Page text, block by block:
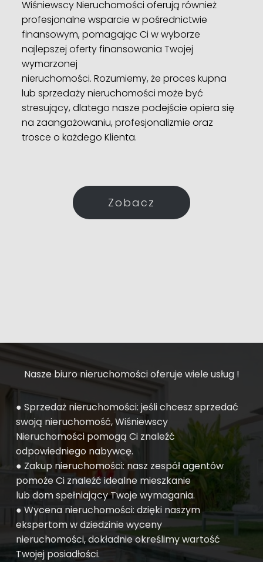
Wiśniewscy Nieruchomości oferują również
profesjonalne wsparcie w pośrednictwie
finansowym, pomagając Ci w wyborze
najlepszej oferty finansowania Twojej
wymarzonej
nieruchomości. Rozumiemy, że proces kupna
lub sprzedaży nieruchomości może być
stresujący, dlatego nasze podejście opiera się
na zaangażowaniu, profesjonalizmie oraz
trosce o każdego Klienta.
Zobacz
Nasze biuro nieruchomości oferuje wiele usług !
● Sprzedaż nieruchomości: jeśli chcesz sprzedać
swoją nieruchomość, Wiśniewscy
Nieruchomości pomogą Ci znaleźć
odpowiedniego nabywcę.
● Zakup nieruchomości: nasz zespół agentów
pomoże Ci znaleźć idealne mieszkanie
lub dom spełniający Twoje wymagania.
● Wycena nieruchomości: dzięki naszym
ekspertom w dziedzinie wyceny
nieruchomości, dokładnie określimy wartość
Twojej posiadłości.